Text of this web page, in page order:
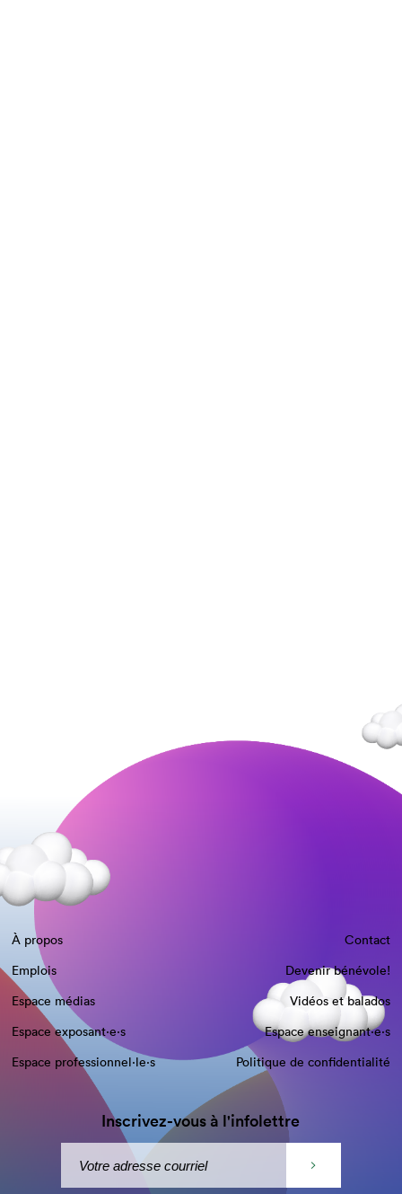
À propos
Contact
Emplois
Devenir bénévole!
Espace médias
Vidéos et balados
Espace exposant·e⋅s
Espace enseignant·e⋅s
Espace professionnel·le⋅s
Politique de confidentialité
Inscrivez-vous à l'infolettre